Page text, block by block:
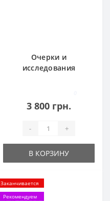
Очерки и
исследования
3 800 грн.
- +
В КОРЗИНУ
Заканчивается
Рекомендуем